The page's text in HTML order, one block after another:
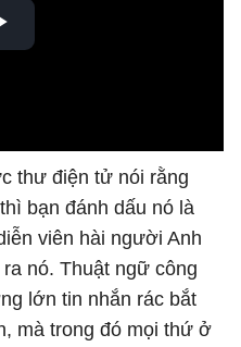
thư điện tử nói rằng
bạn đánh dấu nó là
viên hài người Anh
nó. Thuật ngữ công
lớn tin nhắn rác bắt
mà trong đó mọi thứ ở